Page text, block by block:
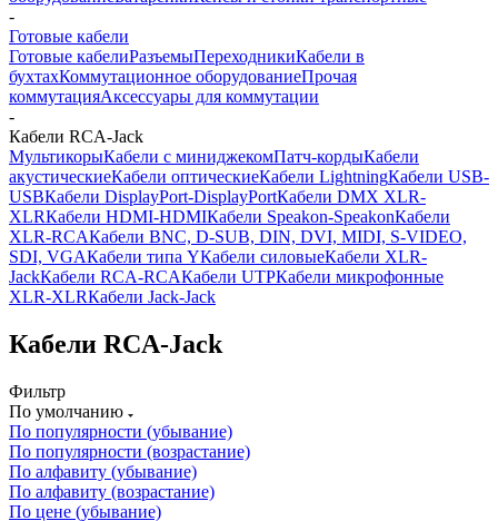
-
Готовые кабели
Готовые кабелиРазъемыПереходникиКабели в
бухтахКоммутационное оборудованиеПрочая
коммутацияАксессуары для коммутации
-
Кабели RCA-Jack
МультикорыКабели с миниджекомПатч-кордыКабели
акустическиеКабели оптическиеКабели LightningКабели USB-
USBКабели DisplayPort-DisplayPortКабели DMX XLR-
XLRКабели HDMI-HDMIКабели Speakon-SpeakonКабели
XLR-RCAКабели BNC, D-SUB, DIN, DVI, MIDI, S-VIDEO,
SDI, VGAКабели типа YКабели силовыеКабели XLR-
JackКабели RCA-RCAКабели UTPКабели микрофонные
XLR-XLRКабели Jack-Jack
Кабели RCA-Jack
Фильтр
По умолчанию
По популярности (убывание)
По популярности (возрастание)
По алфавиту (убывание)
По алфавиту (возрастание)
По цене (убывание)